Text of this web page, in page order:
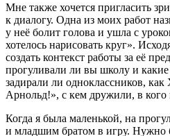
Мне также хочется пригласить
к диалогу. Одна из моих работ
у неё болит голова и ушла с
хотелось нарисовать круг».
создать контекст работы за её
прогуливали ли вы школу и
задирали ли одноклассников, как
Арнольд!», с кем дружили, в кого
Когда я была маленькой, на
и младшим братом в игру. Нужно